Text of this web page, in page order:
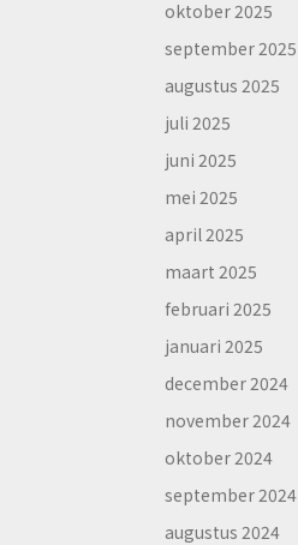
oktober 2025
september 2025
augustus 2025
juli 2025
juni 2025
mei 2025
april 2025
maart 2025
februari 2025
januari 2025
december 2024
november 2024
oktober 2024
september 2024
augustus 2024